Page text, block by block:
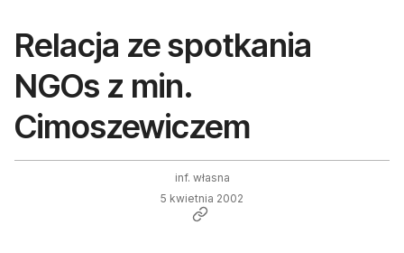
Relacja ze spotkania
NGOs z min.
Cimoszewiczem
inf. własna
5 kwietnia 2002